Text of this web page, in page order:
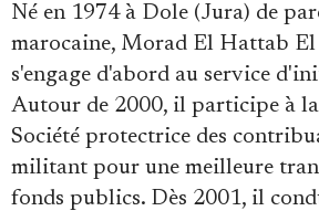
Né en 1974 à Dole (Jura) de
marocaine, Morad El Hattab
s'engage d'abord au service
Autour de 2000, il participe à
Société protectrice des
militant pour une meilleure
fonds publics. Dès 2001, il